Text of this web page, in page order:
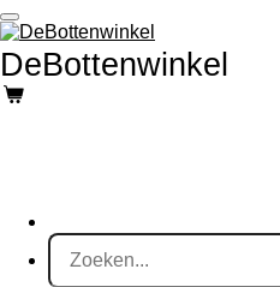
Ga
direct
naar
de
hoofdinhoud
DeBottenwinkel